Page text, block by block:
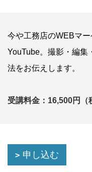
今や工務店のWEBマ
YouTube。撮影・編集
法をお伝えします。
受講料金：16,500円（
申し込む